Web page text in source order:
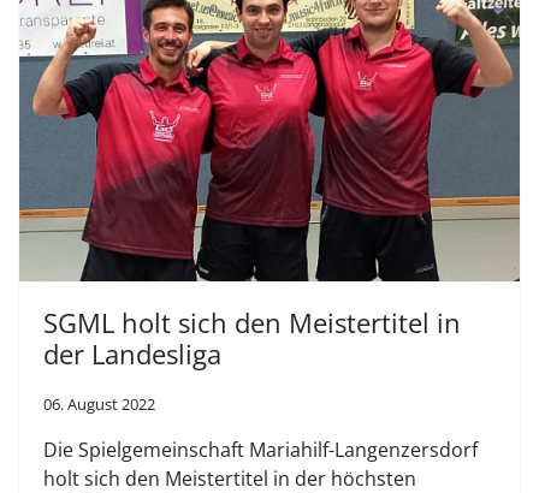
SGML holt sich den Meistertitel in
der Landesliga
06. August 2022
Die Spielgemeinschaft Mariahilf-Langenzersdorf
holt sich den Meistertitel in der höchsten